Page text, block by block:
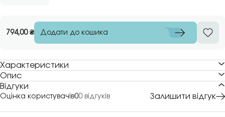
794,00₴ Додати до кошика
Характеристики
Опис
Відгуки
Оцінка користувачів00 відгуків Залишити відгук